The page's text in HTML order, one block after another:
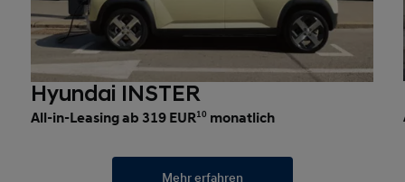
Hyundai INSTER
All-in-Leasing ab 319 EUR10 monatlich
Mehr erfahren